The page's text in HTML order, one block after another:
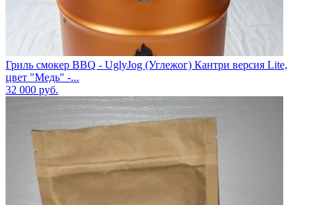
Гриль смокер BBQ - UglyJog (Углежог) Кантри версия Lite,
цвет "Медь" -...
32 000 руб.